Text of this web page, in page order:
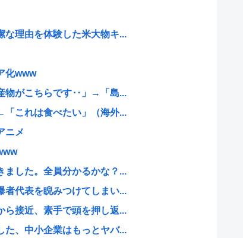
な理由を体験した米大物キ...
化www
物がこちらです‥」→「島...
これは食べたい」（海外...
ニメ
ました。全員分かるかな？...
者代表を睨みつけてしまい...
ら接近、素手で頭を押し返...
た、中小企業はもっとヤバ...